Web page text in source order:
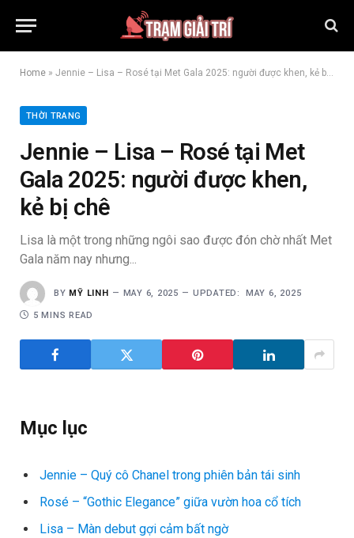
Home » Jennie – Lisa – Rosé tại Met Gala 2025: người được khen, kẻ bị chê
THỜI TRANG
Jennie – Lisa – Rosé tại Met
Gala 2025: người được khen,
kẻ bị chê
Lisa là một trong những ngôi sao được đón chờ nhất Met
Gala năm nay nhưng...
BY MỸ LINH MAY 6, 2025 UPDATED: MAY 6, 2025
5 MINS READ
Mục lục
Jennie – Quý cô Chanel trong phiên bản tái sinh
Rosé – “Gothic Elegance” giữa vườn hoa cổ tích
Lisa – Màn debut gợi cảm bất ngờ